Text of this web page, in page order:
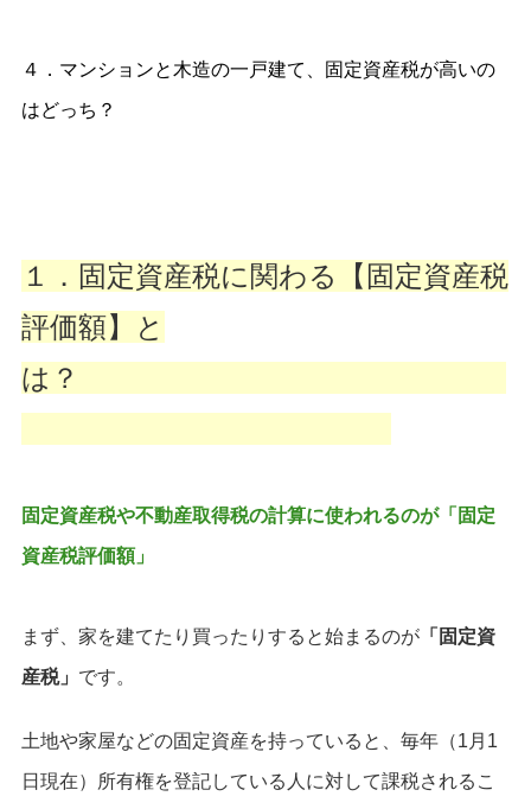
４．マンションと木造の一戸建て、固定資産税が高いの
はどっち？
１．固定資産税に関わる【固定資産税
評価額】と
は？
固定資産税や不動産取得税の計算に使われるのが「固定
資産税評価額」
まず、家を建てたり買ったりすると始まるのが「固定資
産税」 です。
土地や家屋などの固定資産を持っていると、毎年（1月1
日現在）所有権を登記している人に対して課税されるこ